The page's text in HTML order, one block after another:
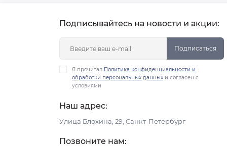
Подписывайтесь на новости и акции:
Подписаться
Я прочитал Политика конфиденциальности и
обработки персональных данных и согласен с
условиями
Наш адрес:
Улица Блохина, 29, Санкт-Петербург
Позвоните нам: